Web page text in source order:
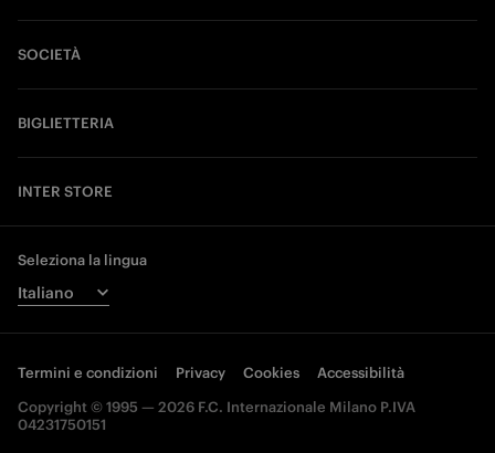
SOCIETÀ
BIGLIETTERIA
INTER STORE
Seleziona la lingua
Termini e condizioni Privacy Cookies
Accessibilità
Copyright © 1995 — 2026 F.C. Internazionale Milano P.IVA
04231750151